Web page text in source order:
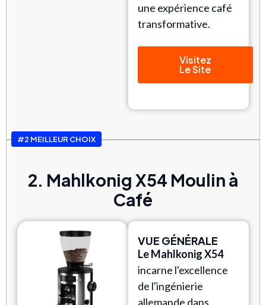
une expérience café
transformative.
Visitez
Le Site
#2 MEILLEUR CHOIX
2. Mahlkonig X54 Moulin à
Café
VUE GÉNÉRALE
Le Mahlkonig X54
incarne l'excellence
de l'ingénierie
allemande dans